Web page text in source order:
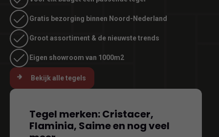
Gratis bezorging binnen Noord-Nederland
Groot assortiment & de nieuwste trends
Eigen showroom van 1000m2
Bekijk alle tegels
Tegel merken: Cristacer,
Flaminia, Saime en nog veel